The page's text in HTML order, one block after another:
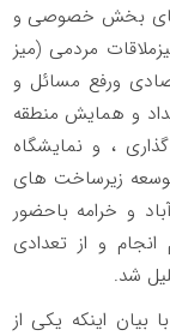
بخش خصوصی و
مردمی (میز
ورفع مسائل و
و همایش منطقه
، و نمایشگاه
زیرساخت های
و خرامه باحضور
انجام و از تعدادی
شد.
اینکه یکی از